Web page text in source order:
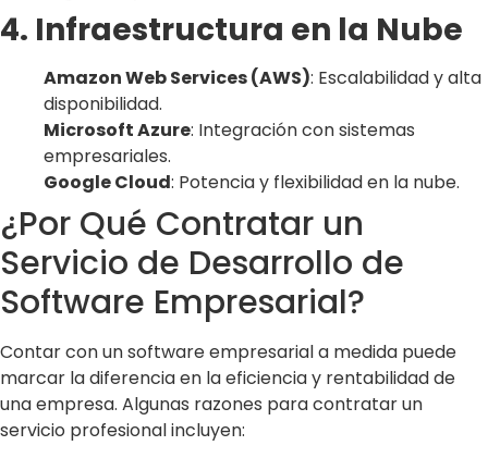
4. Infraestructura en la Nube
Amazon Web Services (AWS): Escalabilidad y alta
disponibilidad.
Microsoft Azure: Integración con sistemas
empresariales.
Google Cloud: Potencia y flexibilidad en la nube.
¿Por Qué Contratar un
Servicio de Desarrollo de
Software Empresarial?
Contar con un software empresarial a medida puede
marcar la diferencia en la eficiencia y rentabilidad de
una empresa. Algunas razones para contratar un
servicio profesional incluyen: